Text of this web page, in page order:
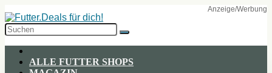
to
Content
ALLE FUTTER SHOPS